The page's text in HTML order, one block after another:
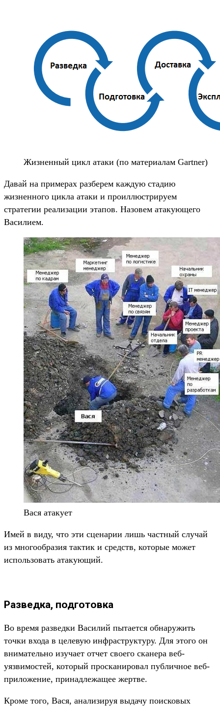
Жизненный цикл атаки (по материалам Gartner)
Давай на примерах разберем каждую стадию
жизненного цикла атаки и проиллюстрируем
стратегии реализации этапов. Назовем атакующего
Василием.
Вася атакует
Имей в виду, что эти сценарии лишь частный случай
из многообразия тактик и средств, которые может
использовать атакующий.
Разведка, подготовка
Во время разведки Василий пытается обнаружить
точки входа в целевую инфраструктуру. Для этого он
внимательно изучает отчет своего сканера веб-
уязвимостей, который просканировал публичное веб-
приложение, принадлежащее жертве.
Кроме того, Вася, анализируя выдачу поисковых